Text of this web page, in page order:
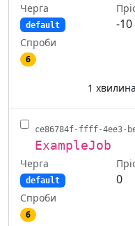
Черга
default -10
Спроби
6
1
ce86784f-ffff-4ee3-
ExampleJob
Черга
default 0
Спроби
6